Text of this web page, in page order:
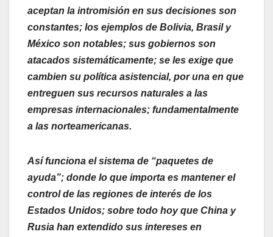
aceptan la intromisión en sus decisiones son
constantes; los ejemplos de Bolivia, Brasil y
México son notables; sus gobiernos son
atacados sistemáticamente; se les exige que
cambien su política asistencial, por una en que
entreguen sus recursos naturales a las
empresas internacionales; fundamentalmente
a las norteamericanas.
Así funciona el sistema de “paquetes de
ayuda”; donde lo que importa es mantener el
control de las regiones de interés de los
Estados Unidos; sobre todo hoy que China y
Rusia han extendido sus intereses en